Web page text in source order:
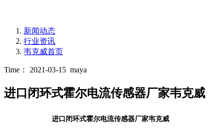
新闻动态
行业资讯
韦克威首页
Time： 2021-03-15 maya
进口闭环式霍尔电流传感器厂家韦克威
进口闭环式霍尔电流传感器厂家韦克威